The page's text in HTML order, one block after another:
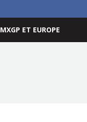
MXGP ET EUROPE